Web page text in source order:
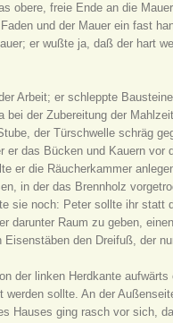
obere, freie Ende an die
und der Mauer ein fast
er wußte ja, daß der hart
Arbeit; er schleppte
der Zubereitung der
der Türschwelle schräg
das Bücken und Kauern vor
er die Räucherkammer
in der das Brennholz
sie noch: Peter sollte ihr statt
darunter Raum zu geben,
den Dreifuß, der
der linken Herdkante
sollte. An der
Hauses ging rasch vor sich,